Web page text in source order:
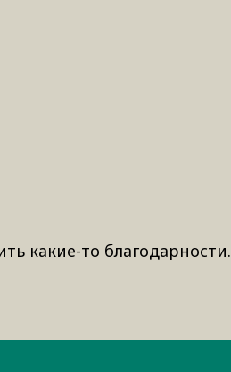
какие-то благодарности.